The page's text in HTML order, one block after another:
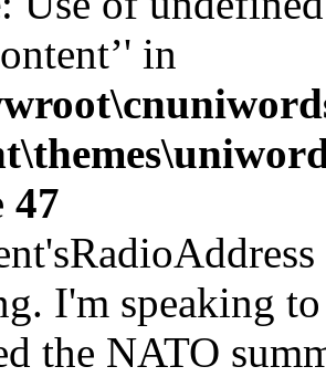
in
47
I'm speaking
the NATO